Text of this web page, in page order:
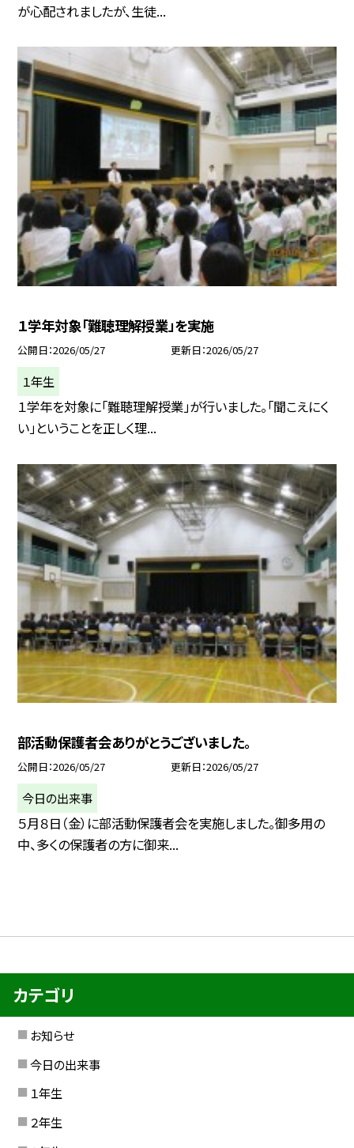
が心配されましたが、生徒...
１学年対象「難聴理解授業」を実施
公開日 2026/05/27 更新日 2026/05/27
１年生
１学年を対象に「難聴理解授業」が行いました。「聞こえにく
い」ということを正しく理...
部活動保護者会ありがとうございました。
公開日 2026/05/27 更新日 2026/05/27
今日の出来事
５月８日（金）に部活動保護者会を実施しました。御多用の
中、多くの保護者の方に御来...
カテゴリ
お知らせ
今日の出来事
１年生
２年生